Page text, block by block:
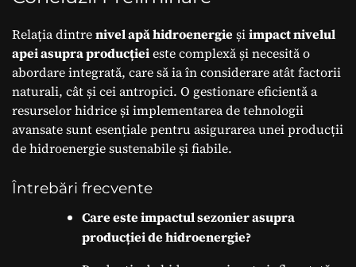
Relația dintrenivel apă hidroenergieșiimpact nivelul
apei asupra producțieieste complexă și necesită o
abordare integrată, care să ia în considerare atât factorii
naturali, cât și cei antropici. O gestionare eficientă a
resurselor hidrice și implementarea de tehnologii
avansate sunt esențiale pentru asigurarea unei producții
de hidroenergie sustenabile și fiabile.
Întrebări frecvente
Care este impactul sezonier asupra
producției de hidroenergie?